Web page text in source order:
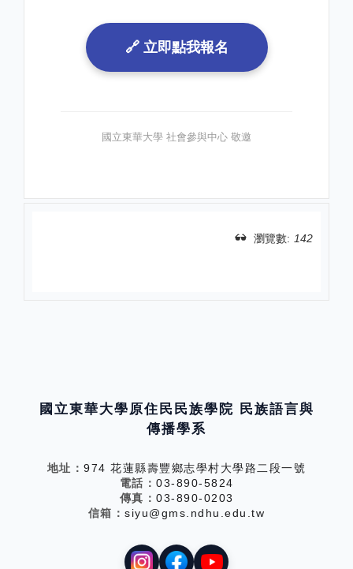
🔗 立即點我報名
國立東華大學 社會參與中心 敬邀
瀏覽數: 142
國立東華大學原住民民族學院 民族語言與
傳播學系
地址：974 花蓮縣壽豐鄉志學村大學路二段一號
電話： 03-890-5824
傳真： 03-890-0203
信箱：siyu@gms.ndhu.edu.tw